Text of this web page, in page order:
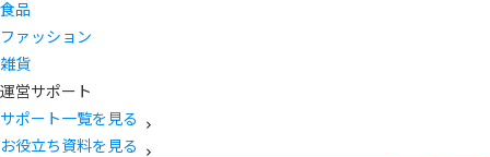
食品
ファッション
雑貨
運営サポート
サポート一覧を見る
お役立ち資料を見る